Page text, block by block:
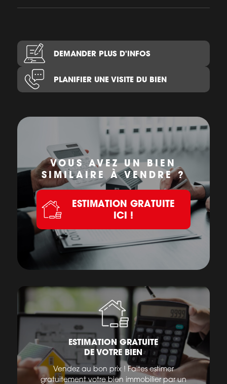
DEMANDER PLUS D'INFOS
PLANIFIER UNE VISITE DU BIEN
VOUS AVEZ UN BIEN
SIMILAIRE À VENDRE ?
ESTIMATION GRATUITE
ICI !
ESTIMATION GRATUITE
DE VOTRE BIEN
Vendez au bon prix ! Faites estimer
gratuitement votre bien immobilier par un